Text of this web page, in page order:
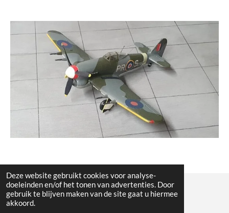
Deze website gebruikt cookies voor analyse-
doeleinden en/of het tonen van advertenties. Door
gebruik te blijven maken van de site gaat u hiermee
akkoord.
© All the pictures on this website are copywright protected